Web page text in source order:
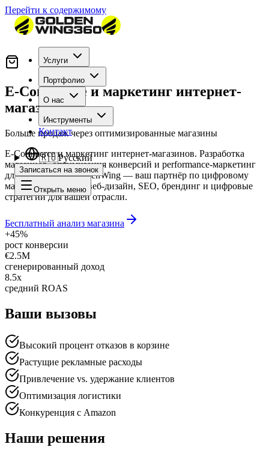
Перейти к содержимому
Услуги
Портфолио
О нас
Инструменты
Контакт
🇷🇺Русский
Записаться на звонок
Открыть меню
E-Commerce и маркетинг интернет-
магазинов
Больше продаж через оптимизированные магазины
E-Commerce и маркетинг интернет-магазинов. Разработка
магазинов, оптимизация конверсий и performance-маркетинг
для e-commerce. GoldenWing — ваш партнёр по цифровому
маркетингу в Вене: веб-дизайн, SEO, брендинг и цифровые
стратегии для вашей отрасли.
Бесплатный анализ магазина
+45%
рост конверсии
€2.5M
сгенерированный доход
8.5x
средний ROAS
Ваши вызовы
Высокий процент отказов в корзине
Растущие рекламные расходы
Привлечение vs. удержание клиентов
Оптимизация логистики
Конкуренция с Amazon
Наши решения